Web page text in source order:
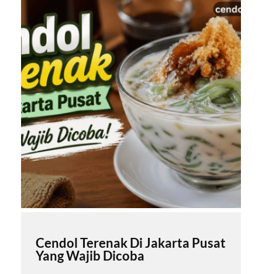
Cendol Terenak Di Jakarta Pusat
Yang Wajib Dicoba